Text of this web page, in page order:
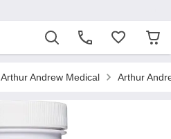
Arthur Andrew Medical Arthur